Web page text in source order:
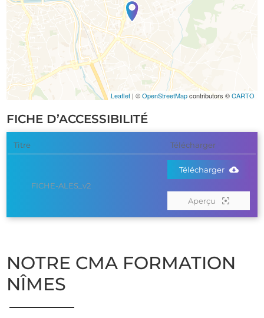
Leaflet| ©OpenStreetMapcontributors ©CARTO
FICHE D’ACCESSIBILITÉ
Titre Télécharger
FICHE-ALES_v2
Télécharger
Aperçu
NOTRE CMA FORMATION
NÎMES